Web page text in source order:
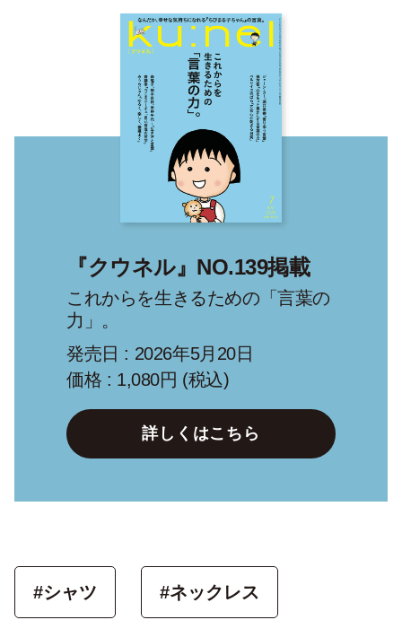
『クウネル』NO.139掲載
これからを生きるための「言葉の
力」。
発売日 : 2026年5月20日
価格 : 1,080円 (税込)
詳しくはこちら
#シャツ #ネックレス